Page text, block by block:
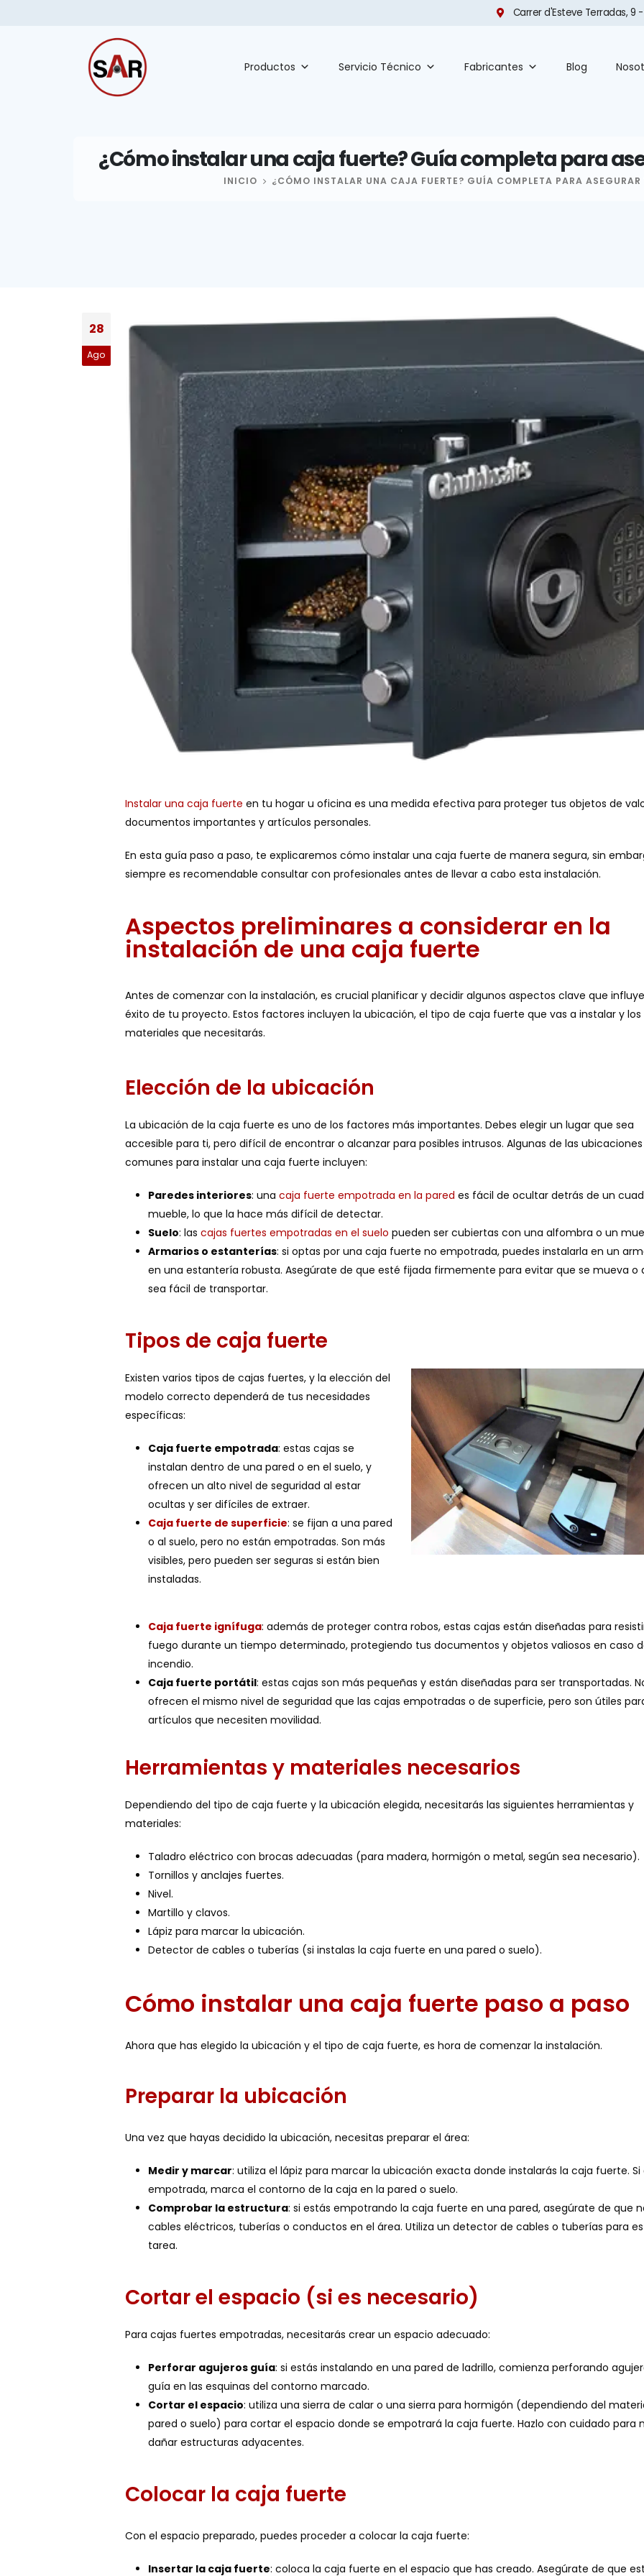
Carrer d'Esteve Terradas, 9
Productos Servicio Técnico Fabricantes Blog
¿Cómo instalar una caja fuerte? Guía completa para
INICIO ¿CÓMO INSTALAR UNA CAJA FUERTE? GUÍA COMPLETA PARA ASEGURAR
28
Ago
Instalar una caja fuerte en tu hogar u oficina es una medida efectiva para proteger tus objetos de
documentos importantes y artículos personales.
En esta guía paso a paso, te explicaremos cómo instalar una caja fuerte de manera segura, sin
siempre es recomendable consultar con profesionales antes de llevar a cabo esta instalación.
Aspectos preliminares a considerar en la
instalación de una caja fuerte
Antes de comenzar con la instalación, es crucial planificar y decidir algunos aspectos clave que
éxito de tu proyecto. Estos factores incluyen la ubicación, el tipo de caja fuerte que vas a instalar y los
materiales que necesitarás.
Elección de la ubicación
La ubicación de la caja fuerte es uno de los factores más importantes. Debes elegir un lugar que sea
accesible para ti, pero difícil de encontrar o alcanzar para posibles intrusos. Algunas de las
comunes para instalar una caja fuerte incluyen:
Paredes interiores: una caja fuerte empotrada en la pared es fácil de ocultar detrás de un
mueble, lo que la hace más difícil de detectar.
Suelo: las cajas fuertes empotradas en el suelo pueden ser cubiertas con una alfombra o un
Armarios o estanterías: si optas por una caja fuerte no empotrada, puedes instalarla en un
en una estantería robusta. Asegúrate de que esté fijada firmemente para evitar que se mueva o
sea fácil de transportar.
Tipos de caja fuerte
Existen varios tipos de cajas fuertes, y la elección del
modelo correcto dependerá de tus necesidades
específicas:
Caja fuerte empotrada: estas cajas se
instalan dentro de una pared o en el suelo, y
ofrecen un alto nivel de seguridad al estar
ocultas y ser difíciles de extraer.
Caja fuerte de superficie: se fijan a una pared
o al suelo, pero no están empotradas. Son más
visibles, pero pueden ser seguras si están bien
instaladas.
Caja fuerte ignífuga: además de proteger contra robos, estas cajas están diseñadas para
fuego durante un tiempo determinado, protegiendo tus documentos y objetos valiosos en caso
incendio.
Caja fuerte portátil: estas cajas son más pequeñas y están diseñadas para ser transportadas.
ofrecen el mismo nivel de seguridad que las cajas empotradas o de superficie, pero son útiles
artículos que necesiten movilidad.
Herramientas y materiales necesarios
Dependiendo del tipo de caja fuerte y la ubicación elegida, necesitarás las siguientes herramientas y
materiales:
Taladro eléctrico con brocas adecuadas (para madera, hormigón o metal, según sea necesario).
Tornillos y anclajes fuertes.
Nivel.
Martillo y clavos.
Lápiz para marcar la ubicación.
Detector de cables o tuberías (si instalas la caja fuerte en una pared o suelo).
Cómo instalar una caja fuerte paso a paso
Ahora que has elegido la ubicación y el tipo de caja fuerte, es hora de comenzar la instalación.
Preparar la ubicación
Una vez que hayas decidido la ubicación, necesitas preparar el área:
Medir y marcar: utiliza el lápiz para marcar la ubicación exacta donde instalarás la caja fuerte. Si
empotrada, marca el contorno de la caja en la pared o suelo.
Comprobar la estructura: si estás empotrando la caja fuerte en una pared, asegúrate de que
cables eléctricos, tuberías o conductos en el área. Utiliza un detector de cables o tuberías para
tarea.
Cortar el espacio (si es necesario)
Para cajas fuertes empotradas, necesitarás crear un espacio adecuado:
Perforar agujeros guía: si estás instalando en una pared de ladrillo, comienza perforando
guía en las esquinas del contorno marcado.
Cortar el espacio: utiliza una sierra de calar o una sierra para hormigón (dependiendo del
pared o suelo) para cortar el espacio donde se empotrará la caja fuerte. Hazlo con cuidado para
dañar estructuras adyacentes.
Colocar la caja fuerte
Con el espacio preparado, puedes proceder a colocar la caja fuerte:
Insertar la caja fuerte: coloca la caja fuerte en el espacio que has creado. Asegúrate de que